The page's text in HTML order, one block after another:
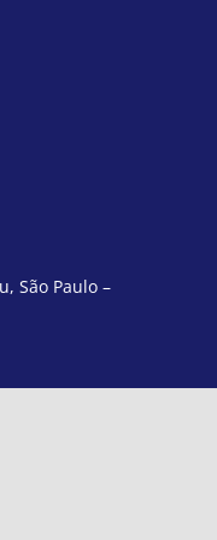
São Paulo –